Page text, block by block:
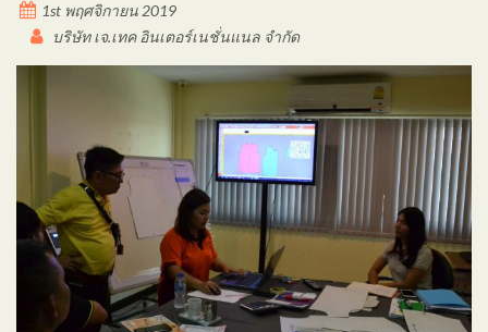
1st พฤศจิกายน 2019
บริษัท เจ.เทค อินเตอร์เนชั่นแนล จำกัด